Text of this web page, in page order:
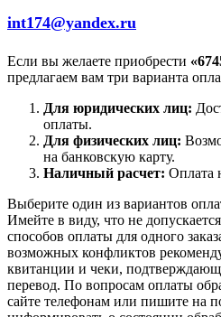
int174@yandex.ru
Если вы желаете приобрести
предлагаем вам три варианта
Для юридических лиц:
оплаты.
Для физических лиц:
на банковскую карту.
Наличный расчет: Оплата
Выберите один из вариантов
Имейте в виду, что не
способов оплаты для одного
возможных конфликтов
квитанции и чеки,
перевод. По вопросам оплаты
сайте телефонам или пишите на